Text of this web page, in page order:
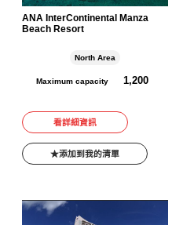
ANA InterContinental Manza
Beach Resort
North Area
Maximum capacity 1,200
看詳細資訊
添加到我的清單